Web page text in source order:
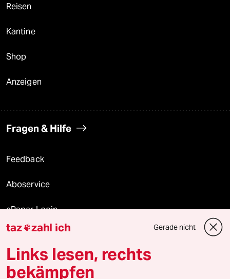
Reisen
Kantine
Shop
Anzeigen
Fragen & Hilfe
Feedback
Aboservice
ePaper Login
Downloads für Abonnierende
taz zahl ich Gerade nicht
Links lesen, rechts
bekämpfen